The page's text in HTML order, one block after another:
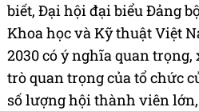
biết, Đại hội đại biểu Đảng
Khoa học và Kỹ thuật Việt
2030 có ý nghĩa quan
trò quan trọng của tổ chức
số lượng hội thành viên